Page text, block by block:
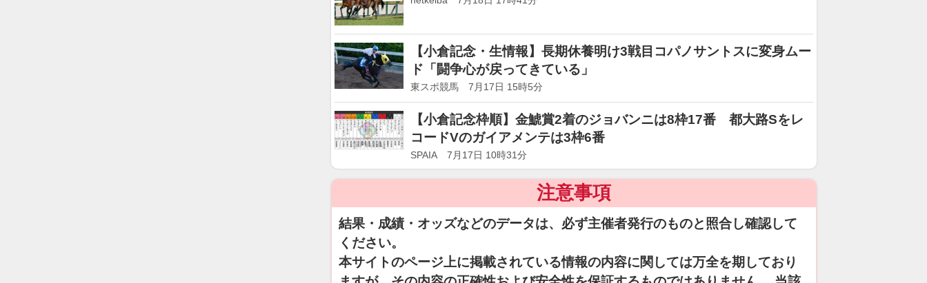
【小倉記念・生情報】長期休養明け3戦目コパノサントスに変身ムー
ド「闘争心が戻ってきている」
東スポ競馬 7月17日 15時5分
【小倉記念枠順】金鯱賞2着のジョバンニは8枠17番 都大路Sをレ
コードVのガイアメンテは3枠6番
SPAIA 7月17日 10時31分
注意事項
結果・成績・オッズなどのデータは、必ず主催者発行のものと照合し確認して
ください。
本サイトのページ上に掲載されている情報の内容に関しては万全を期しており